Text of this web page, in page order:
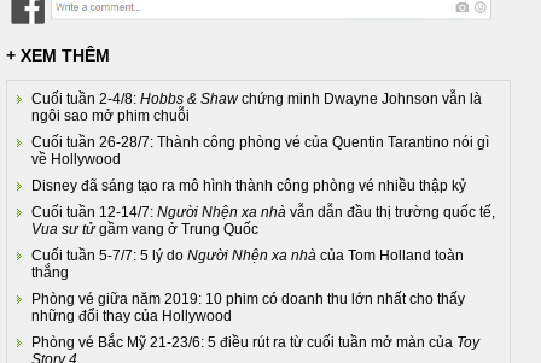
+ XEM THÊM
Cuối tuần 2-4/8: Hobbs & Shawchứng minh Dwayne Johnson vẫn là
ngôi sao mở phim chuỗi
Cuối tuần 26-28/7: Thành công phòng vé của Quentin Tarantino nói gì
về Hollywood
Disney đã sáng tạo ra mô hình thành công phòng vé nhiều thập kỷ
Cuối tuần 12-14/7: Người Nhện xa nhà vẫn dẫn đầu thị trường quốc tế,
Vua sư tửgầm vang ở Trung Quốc
Cuối tuần 5-7/7: 5 lý do Người Nhện xa nhà của Tom Holland toàn
thắng
Phòng vé giữa năm 2019: 10 phim có doanh thu lớn nhất cho thấy
những đổi thay của Hollywood
Phòng vé Bắc Mỹ 21-23/6: 5 điều rút ra từ cuối tuần mở màn của Toy
Story 4